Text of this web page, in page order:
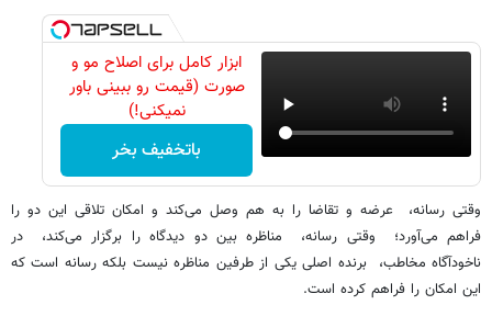
ابزار کامل برای اصلاح مو و
صورت (قیمت رو ببینی باور
نمیکنی!)
باتخفیف بخر
وقتی رسانه، عرضه و تقاضا را به هم وصل می‌کند و امکان تلاقی این دو را
فراهم می‌آورد؛ وقتی رسانه، مناظره بین دو دیدگاه را برگزار می‌کند، در
ناخودآگاه مخاطب، برنده اصلی یکی از طرفین مناظره نیست بلکه رسانه است که
این امکان را فراهم کرده است.